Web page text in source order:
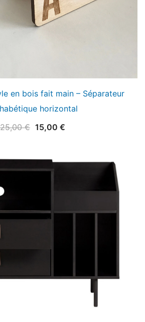
en bois fait main – Séparateur
horizontal
25,00€ Le
15,00 €